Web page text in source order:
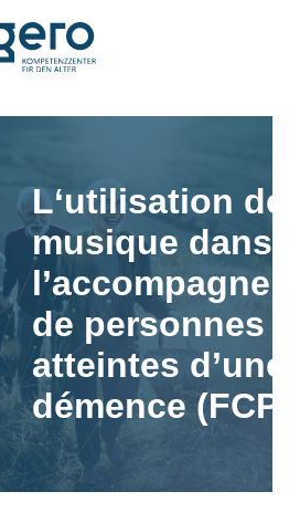
L‘utilisation
musique dans
de personnes
atteintes d’une
démence